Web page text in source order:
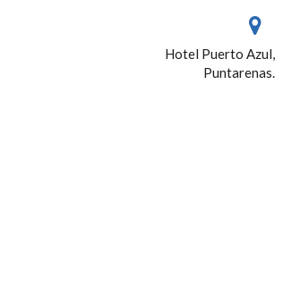
Hotel Puerto Azul,
Puntarenas.